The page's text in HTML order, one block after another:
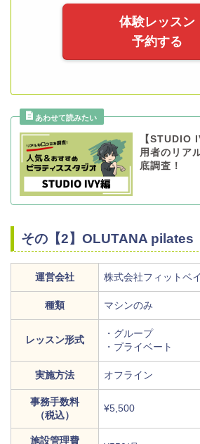
体験レッスン
予約する
【STUDIO
用者のリア
底調査！
その【2】OLUTANA pilates
運営会社 株式会社フィットベ
種類 マシンのみ
レッスン形式
・グループ
・プライベート
実施方法 オフライン
事務手数料
（税込）
¥5,500
施設管理費